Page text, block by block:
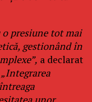
presiune tot mai
gestionând în
a declarat
„Integrarea